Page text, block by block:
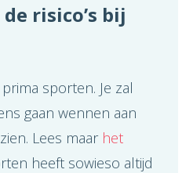
risico’s bij
sporten. Je zal
gaan wennen aan
Lees maar het
heeft sowieso altijd